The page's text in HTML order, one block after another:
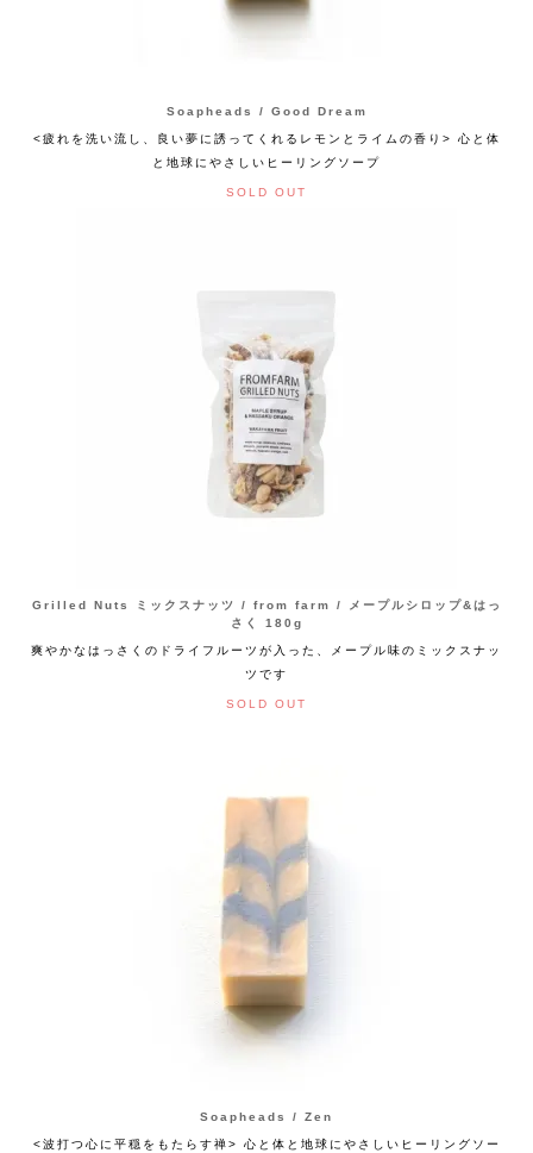
Soapheads / Good Dream
<疲れを洗い流し、良い夢に誘ってくれるレモンとライムの香り> 心と体
と地球にやさしいヒーリングソープ
SOLD OUT
Grilled Nuts ミックスナッツ / from farm / メープルシロップ&はっ
さく 180g
爽やかなはっさくのドライフルーツが入った、メープル味のミックスナッ
ツです
SOLD OUT
Soapheads / Zen
<波打つ心に平穏をもたらす禅> 心と体と地球にやさしいヒーリングソー